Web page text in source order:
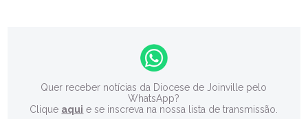
Quer receber notícias da Diocese de Joinville pelo
WhatsApp?
Clique aqui e se inscreva na nossa lista de transmissão.